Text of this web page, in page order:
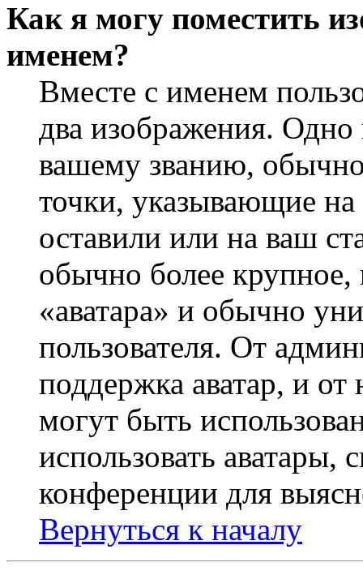
Как я могу поместить
именем?
Вместе с именем
два изображения.
вашему званию, обычно
точки, указывающие
оставили или на ваш
обычно более крупное,
«аватара» и обычно
пользователя. От
поддержка аватар, и от
могут быть
использовать аватары,
конференции для
Вернуться к началу